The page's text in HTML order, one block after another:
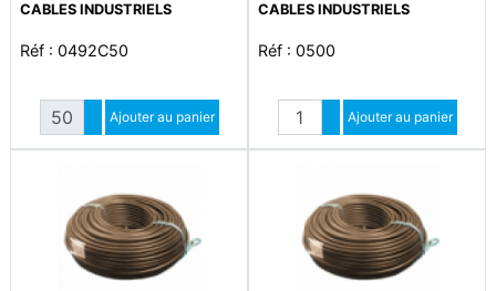
CABLES INDUSTRIELS
Réf : 0492C50
Quantité
Augmenter quantité
Diminuer quantité
Ajouter au panier
CABLES INDUSTRIELS
Réf : 0500
Quantité
Augmenter quantité
Diminuer quantité
Ajouter au panier